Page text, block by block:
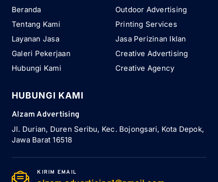
Beranda
Tentang Kami
Layanan Jasa
Galeri Pekerjaan
Hubungi Kami
Outdoor Advertising
Printing Services
Jasa Perizinan Iklan
Creative Advertising
Creative Agency
HUBUNGI KAMI
Alzam Advertising
Jl. Durian, Duren Seribu, Kec. Bojongsari, Kota Depok,
Jawa Barat 16518
KIRIM EMAIL